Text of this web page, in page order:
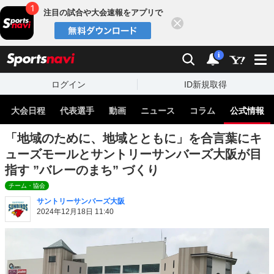
注目の試合や大会速報をアプリで
検索 通知
i
ログイン ID新規取得
大会日程 代表選手 動画 ニュース コラム 公式情報
「地域のために、地域とともに」を合言葉にキ
ューズモールとサントリーサンバーズ大阪が目
指す ”バレーのまち” づくり
チーム・協会
サントリーサンバーズ大阪
2024年12月18日 11:40